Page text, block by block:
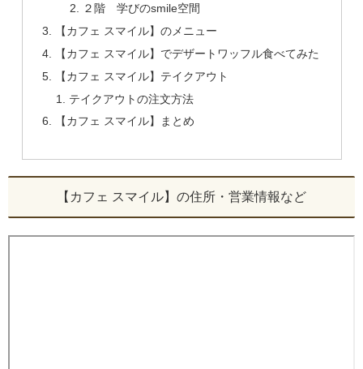
２階 学びのsmile空間
【カフェ スマイル】のメニュー
【カフェ スマイル】でデザートワッフル食べてみた
【カフェ スマイル】テイクアウト
テイクアウトの注文方法
【カフェ スマイル】まとめ
【カフェ スマイル】の住所・営業情報など